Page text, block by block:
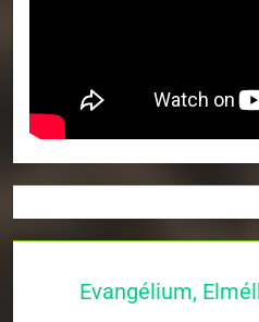
Evangélium,